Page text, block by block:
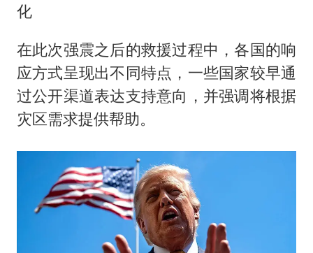
化
在此次强震之后的救援过程中，各国的响
应方式呈现出不同特点，一些国家较早通
过公开渠道表达支持意向，并强调将根据
灾区需求提供帮助。